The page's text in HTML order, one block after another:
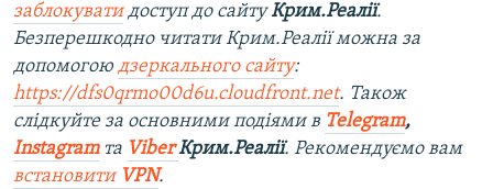
заблокуватидоступ до сайтуКрим.Реалії.
Безперешкодно читати Крим.Реалії можна за
допомогою дзеркального сайту:
https://dfs0qrmo00d6u.cloudfront.net. Також
слідкуйте за основними подіями в Telegram,
Instagramта ViberКрим.Реалії. Рекомендуємо вам
встановити VPN.